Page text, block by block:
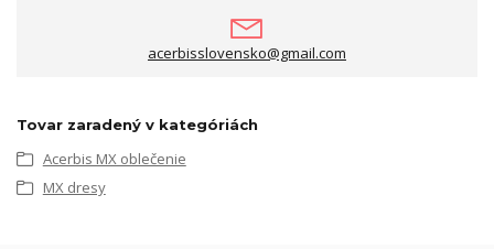
acerbisslovensko@gmail.com
Tovar zaradený v kategóriách
Acerbis MX oblečenie
MX dresy